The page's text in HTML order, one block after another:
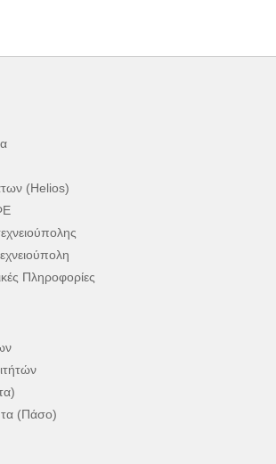
(Helios)
Πληροφορίες
(Πάσο)